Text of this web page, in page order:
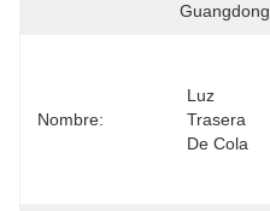
Guangdong
Nombre:
Luz
Trasera
De Cola